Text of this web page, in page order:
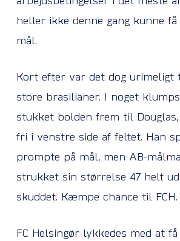
heller ikke denne gang kunne
mål.
Kort efter var det dog
store brasilianer. I noget
stukket bolden frem til
fri i venstre side af feltet. Han
prompte på mål, men AB-
strukket sin størrelse 47 helt
skuddet. Kæmpe chance til FCH.
FC Helsingør lykkedes med at